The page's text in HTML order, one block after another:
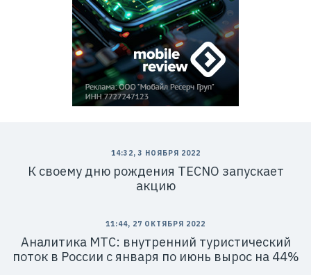
14:32, 3 НОЯБРЯ 2022
К своему дню рождения TECNO запускает
акцию
11:44, 27 ОКТЯБРЯ 2022
Аналитика МТС: внутренний туристический
поток в России с января по июнь вырос на 44%